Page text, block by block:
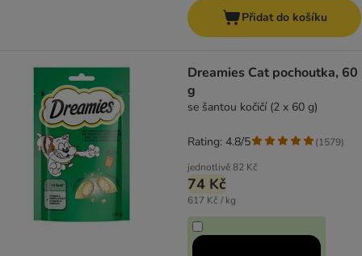
Přidat do košíku
Dreamies Cat pochoutka, 60
g
se šantou kočičí (2 x 60 g)
jednotlivě82 Kč
74 Kč
617 Kč / kg
Rating: 4.8/5 (1579)